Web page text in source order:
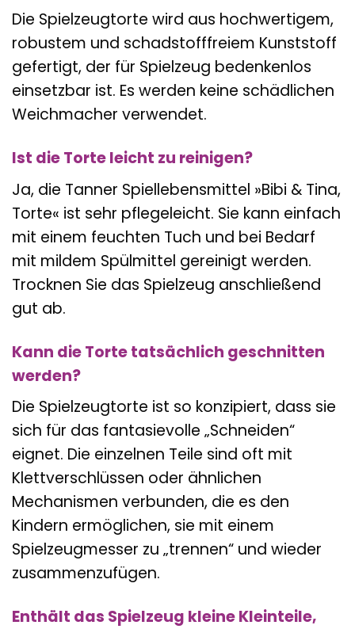
Die Spielzeugtorte wird aus hochwertigem,
robustem und schadstofffreiem Kunststoff
gefertigt, der für Spielzeug bedenkenlos
einsetzbar ist. Es werden keine schädlichen
Weichmacher verwendet.
Ist die Torte leicht zu reinigen?
Ja, die Tanner Spiellebensmittel »Bibi & Tina,
Torte« ist sehr pflegeleicht. Sie kann einfach
mit einem feuchten Tuch und bei Bedarf
mit mildem Spülmittel gereinigt werden.
Trocknen Sie das Spielzeug anschließend
gut ab.
Kann die Torte tatsächlich geschnitten
werden?
Die Spielzeugtorte ist so konzipiert, dass sie
sich für das fantasievolle „Schneiden“
eignet. Die einzelnen Teile sind oft mit
Klettverschlüssen oder ähnlichen
Mechanismen verbunden, die es den
Kindern ermöglichen, sie mit einem
Spielzeugmesser zu „trennen“ und wieder
zusammenzufügen.
Enthält das Spielzeug kleine Kleinteile,